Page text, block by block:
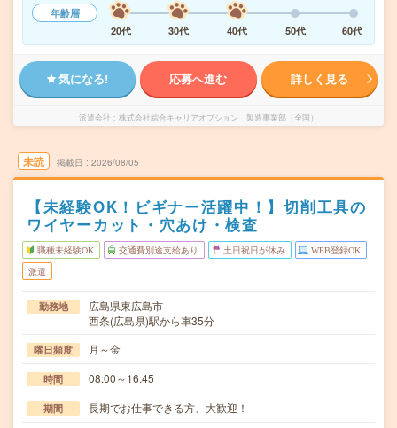
年齢層
20代
30代 40代 50代 60代
気になる! 応募へ進む 詳しく見る
派遣会社 株式会社綜合キャリアオプション 製造事業部（全国）
未読 掲載日 2026/08/05
【未経験OK！ビギナー活躍中！】切削工具の
ワイヤーカット・穴あけ・検査
職種未経験OK 交通費別途支給あり 土日祝日が休み WEB登録OK
派遣
勤務地
広島県東広島市
西条(広島県)駅から車35分
曜日頻度 月～金
時間 08:00～16:45
期間 長期でお仕事できる方、大歓迎！